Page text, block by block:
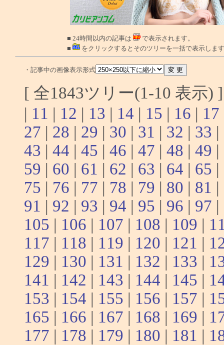
■ 24時間以内の記事は
で表示されます。
■
をクリックするとそのツリーを一括で表示しま
・記事中の画像表示形式
[ 全1843ツリー(1-10 表
| 11 | 12 | 13 | 14 | 15 | 16 | 17
27 | 28 | 29 | 30 | 31 | 32 | 33 |
43 | 44 | 45 | 46 | 47 | 48 | 49 |
59 | 60 | 61 | 62 | 63 | 64 | 65 |
75 | 76 | 77 | 78 | 79 | 80 | 81 |
91 | 92 | 93 | 94 | 95 | 96 | 97 |
105 | 106 | 107 | 108 | 109 |
117 | 118 | 119 | 120 | 121 |
129 | 130 | 131 | 132 | 133 |
141 | 142 | 143 | 144 | 145 |
153 | 154 | 155 | 156 | 157 |
165 | 166 | 167 | 168 | 169 |
177 | 178 | 179 | 180 | 181 |